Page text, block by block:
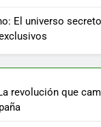
El universo
revolución que